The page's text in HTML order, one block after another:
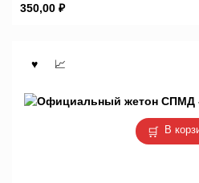
350,00 ₽
В